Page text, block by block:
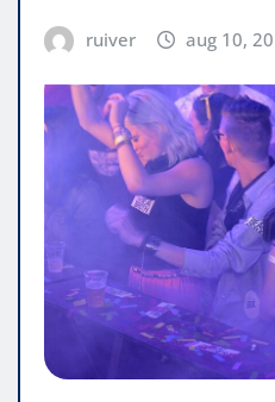
ruiver aug 10,